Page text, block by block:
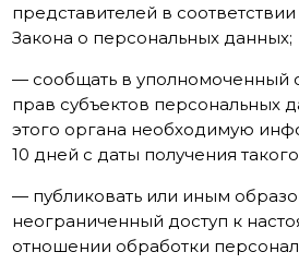
представителей в
Закона о персональных данных;
— сообщать в уполномоченный
прав субъектов персональных
этого органа необходимую
10 дней с даты получения
— публиковать или иным
неограниченный доступ к
отношении обработки